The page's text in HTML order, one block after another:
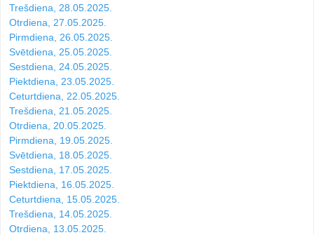
Trešdiena, 28.05.2025.
Otrdiena, 27.05.2025.
Pirmdiena, 26.05.2025.
Svētdiena, 25.05.2025.
Sestdiena, 24.05.2025.
Piektdiena, 23.05.2025.
Ceturtdiena, 22.05.2025.
Trešdiena, 21.05.2025.
Otrdiena, 20.05.2025.
Pirmdiena, 19.05.2025.
Svētdiena, 18.05.2025.
Sestdiena, 17.05.2025.
Piektdiena, 16.05.2025.
Ceturtdiena, 15.05.2025.
Trešdiena, 14.05.2025.
Otrdiena, 13.05.2025.